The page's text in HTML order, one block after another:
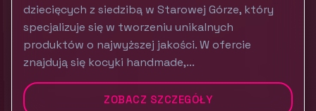
dziecięcych z siedzibą w Starowej Górze, który
specjalizuje się w tworzeniu unikalnych
produktów o najwyższej jakości. W ofercie
znajdują się kocyki handmade,...
ZOBACZ SZCZEGÓŁY